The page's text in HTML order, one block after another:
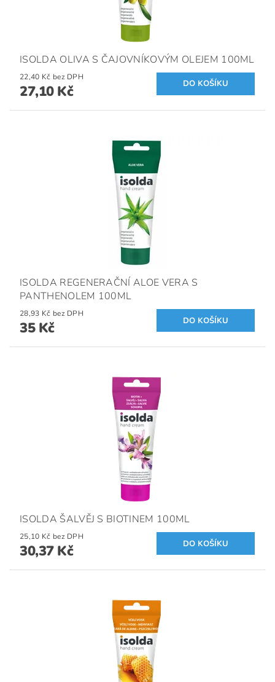
ISOLDA OLIVA S ČAJOVNÍKOVÝM OLEJEM 100ML
22,40 Kč bez DPH
27,10 Kč
ISOLDA REGENERAČNÍ ALOE VERA S
PANTHENOLEM 100ML
28,93 Kč bez DPH
35 Kč
ISOLDA ŠALVĚJ S BIOTINEM 100ML
25,10 Kč bez DPH
30,37 Kč